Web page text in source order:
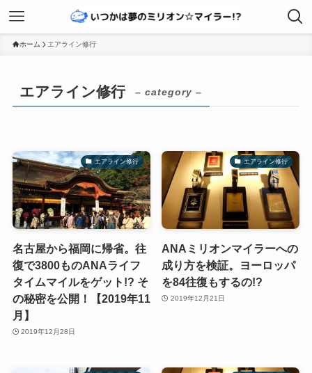
ホーム エアライン修行
エアライン修行 – category –
エアライン修行
名古屋から福岡に帰省。往
復で3800ものANAライフ
タイムマイルをゲット!? そ
の秘密を公開！【2019年11
月】
2019年12月28日
エアライン修行
ANAミリオンマイラーへの
成り方を検証。ヨーロッパ
を84往復もするの!?
2019年12月21日